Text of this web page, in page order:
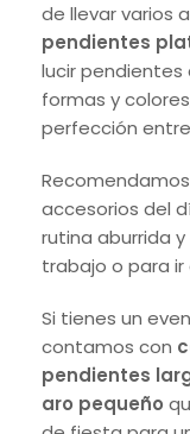
de llevar varios
pendientes
lucir
formas y
perfección
accesorios del
rutina aburrida
trabajo o para ir
Si tienes un
contamos con
pendientes
aro pequeño